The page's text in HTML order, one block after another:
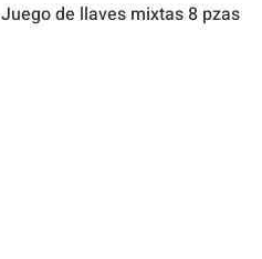
Juego de llaves mixtas 8 pzas